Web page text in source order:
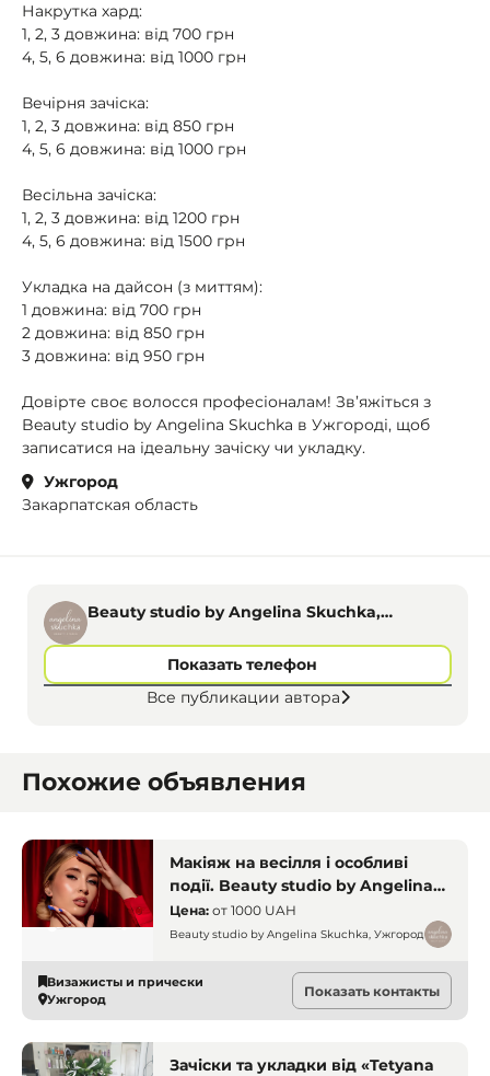
Накрутка хард:
1, 2, 3 довжина: від 700 грн
4, 5, 6 довжина: від 1000 грн
Вечірня зачіска:
1, 2, 3 довжина: від 850 грн
4, 5, 6 довжина: від 1000 грн
Весільна зачіска:
1, 2, 3 довжина: від 1200 грн
4, 5, 6 довжина: від 1500 грн
Укладка на дайсон (з миттям):
1 довжина: від 700 грн
2 довжина: від 850 грн
3 довжина: від 950 грн
Довірте своє волосся професіоналам! Зв’яжіться з
Beauty studio by Angelina Skuchka в Ужгороді, щоб
записатися на ідеальну зачіску чи укладку.
Ужгород
Закарпатская область
Beauty studio by Angelina Skuchka,
Показать телефон
Все публикации автора
Похожие объявления
Макіяж на весілля і особливі
події. Beauty studio by Angelina
Skuchka, Ужгород. Візажист
Ужгород. Макіяж Ужгород
Цена: от 1000 UAH
Beauty studio by Angelina Skuchka, Ужгород
Визажисты и прически
Ужгород
Показать контакты
Зачіски та укладки від «Tetyana